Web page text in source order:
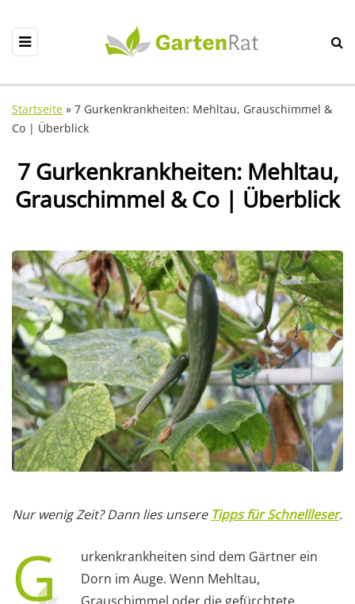
Startseite » 7 Gurkenkrankheiten: Mehltau, Grauschimmel &
Co | Überblick
7 Gurkenkrankheiten: Mehltau,
Grauschimmel & Co | Überblick
Nur wenig Zeit? Dann lies unsere Tipps für Schnellleser.
G
urkenkrankheiten sind dem Gärtner ein
Dorn im Auge. Wenn Mehltau,